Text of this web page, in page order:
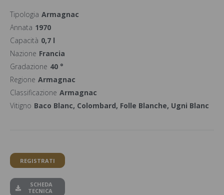
Tipologia Armagnac
Annata 1970
Capacità 0,7 l
Nazione Francia
Gradazione 40 °
Regione Armagnac
Classificazione Armagnac
Vitigno Baco Blanc, Colombard, Folle Blanche, Ugni Blanc
REGISTRATI
SCHEDA
TECNICA